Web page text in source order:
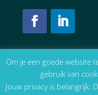
Om je een goede website
gebruik van
Jouw privacy is belangrijk.